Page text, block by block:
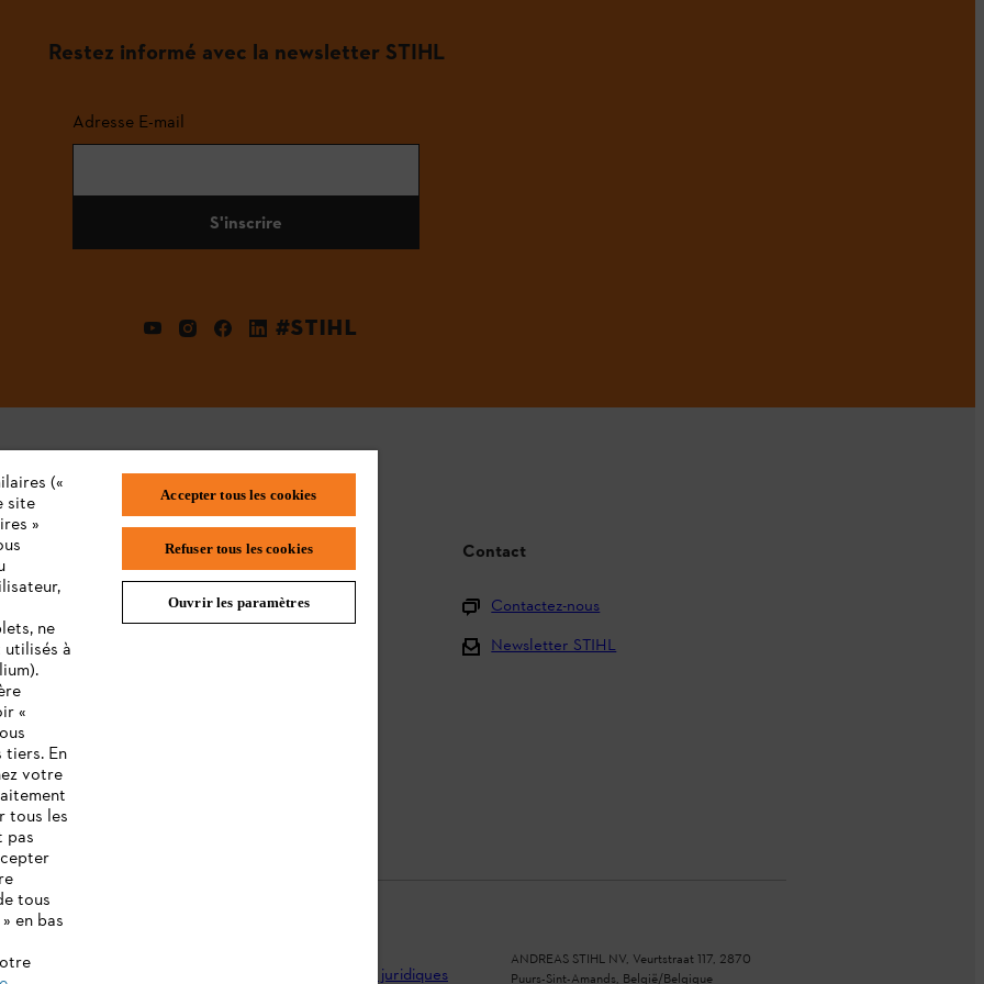
Restez informé avec la newsletter STIHL
Adresse E-mail
S'inscrire
#STIHL
STIHL FAQ
L'Enregistrement
Contact
Contactez-nous
Newsletter STIHL
légales Informations juridiques
ANDREAS STIHL NV, Veurtstraat 117, 2870
Puurs-Sint-Amands, België/Belgique
(«
site
»
ne
à
«
tiers. En
votre
tous les
pas
tous
en bas
Accepter tous les cookies
Refuser tous les cookies
Ouvrir les paramètres